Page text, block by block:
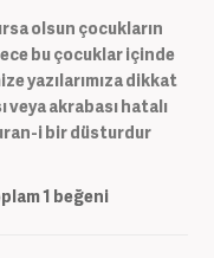
olsun çocukların
bu çocuklar içinde
yazılarımıza dikkat
akrabası hatalı
i bir düsturdur
1 beğeni